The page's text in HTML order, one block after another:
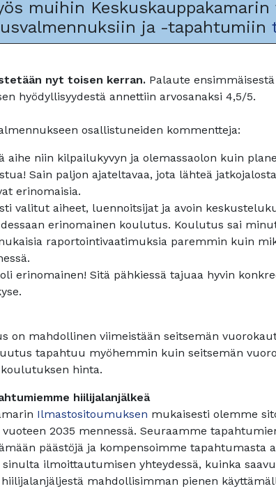
muihin
ja -tapahtumiin
nyt toisen kerran. Palaute
hyödyllisyydestä annettiin arvosanaksi 4,5/5.
osallistuneiden kommentteja:
aihe niin kilpailukyvyn ja olemassaolon kuin
Sain paljon ajateltavaa, jota lähteä
erinomaisia.
valitut aiheet, luennoitsijat ja avoin
erinomainen koulutus. Koulutus sai
raportointivaatimuksia paremmin kuin
erinomainen! Sitä pähkiessä tajuaa hyvin
on mahdollinen viimeistään seitsemän
tapahtuu myöhemmin kuin seitsemän
hinta.
hiilijalanjälkeä
Ilmastositoumuksen mukaisesti olemme
2035 mennessä. Seuraamme
päästöjä ja kompensoimme tapahtumasta
ilmoittautumisen yhteydessä, kuinka
mahdollisimman pienen